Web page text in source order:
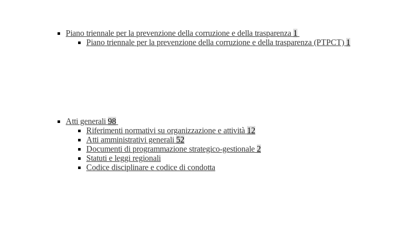
Piano triennale per la prevenzione della corruzione e della trasparenza 1
Piano triennale per la prevenzione della corruzione e della trasparenza (PTPCT) 1
Atti generali 98
Riferimenti normativi su organizzazione e attività 12
Atti amministrativi generali 52
Documenti di programmazione strategico-gestionale 2
Statuti e leggi regionali
Codice disciplinare e codice di condotta